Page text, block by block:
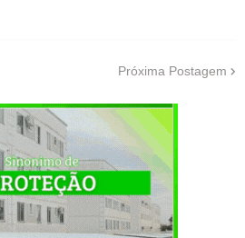
Próxima Postagem